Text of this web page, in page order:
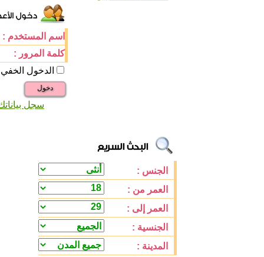
اسم المستخدم :
كلمة المرور :
الدخول الخفي
دخول
سجل
الجنس :
العمر من :
العمر إلى :
الجنسية :
المدينة :